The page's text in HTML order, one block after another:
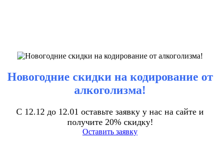
Новогодние скидки на кодирование от
алкоголизма!
С 12.12 до 12.01 оставьте заявку у нас на сайте и
получите 20% скидку!
Оставить заявку